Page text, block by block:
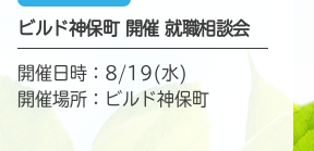
ビルド神保町 開催 就職相談会
開催日時：8/19(水)
開催場所：ビルド神保町